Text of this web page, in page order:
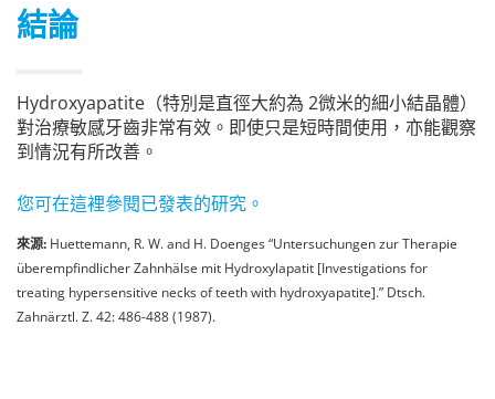
結論
Hydroxyapatite（特別是直徑大約為 2微米的細小結晶體）
對治療敏感牙齒非常有效。即使只是短時間使用，亦能觀察
到情況有所改善。
您可在這裡參閱已發表的研究。
來源: Huettemann, R. W. and H. Doenges “Untersuchungen zur Therapie
überempfindlicher Zahnhälse mit Hydroxylapatit [Investigations for
treating hypersensitive necks of teeth with hydroxyapatite].” Dtsch.
Zahnärztl. Z. 42: 486-488 (1987).